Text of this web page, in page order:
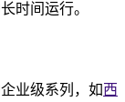
时间运行。
业级系列，如西